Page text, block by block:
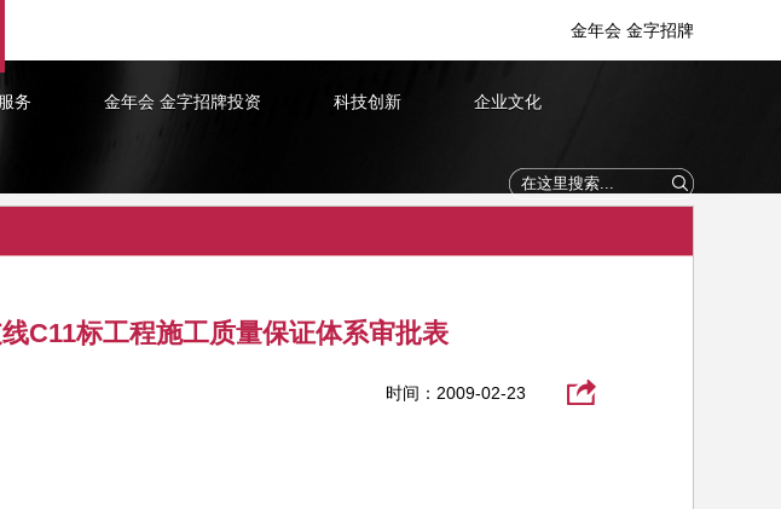
金年会 金字招牌
务 金年会 金字招牌投资 科技创新 企业文化
C11标工程施工质量保证体系审批表
时间：2009-02-23